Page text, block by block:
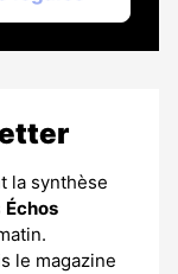
la synthèse
Échos
le magazine